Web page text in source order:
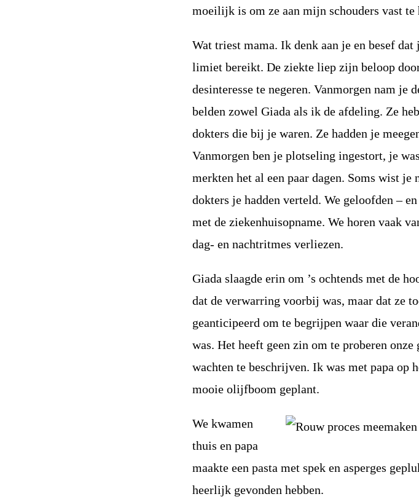
moeilijk is om ze aan mijn schouders vast te
Wat triest mama. Ik denk aan je en besef
limiet bereikt. De ziekte liep zijn beloop
desinteresse te negeren. Vanmorgen nam je
belden zowel Giada als ik de afdeling. Ze
dokters die bij je waren. Ze hadden je
Vanmorgen ben je plotseling ingestort, je
merkten het al een paar dagen. Soms wist
dokters je hadden verteld. We geloofden –
met de ziekenhuisopname. We horen vaak
dag- en nachtritmes verliezen.
Giada slaagde erin om ’s ochtends met de
dat de verwarring voorbij was, maar dat ze
geanticipeerd om te begrijpen waar die
was. Het heeft geen zin om te proberen
wachten te beschrijven. Ik was met papa op
mooie olijfboom geplant.
We kwamen
thuis en papa
maakte een pasta met spek en asperges
heerlijk gevonden hebben.